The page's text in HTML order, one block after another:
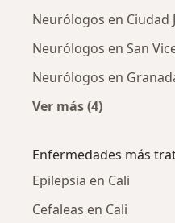
Neurólogos en Ciudad
Neurólogos en San
Neurólogos en
Ver más (4)
Enfermedades más
Epilepsia en Cali
Cefaleas en Cali